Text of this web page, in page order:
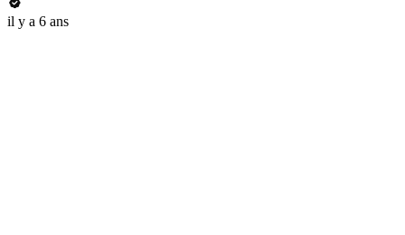
il y a 6 ans